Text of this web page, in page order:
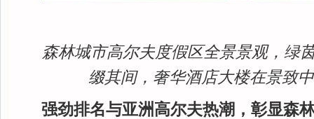
森林城市高尔夫度假区全景景观，绿
缀其间， 奢华酒店大楼在景致
强劲排名与亚洲高尔夫热潮，彰显森